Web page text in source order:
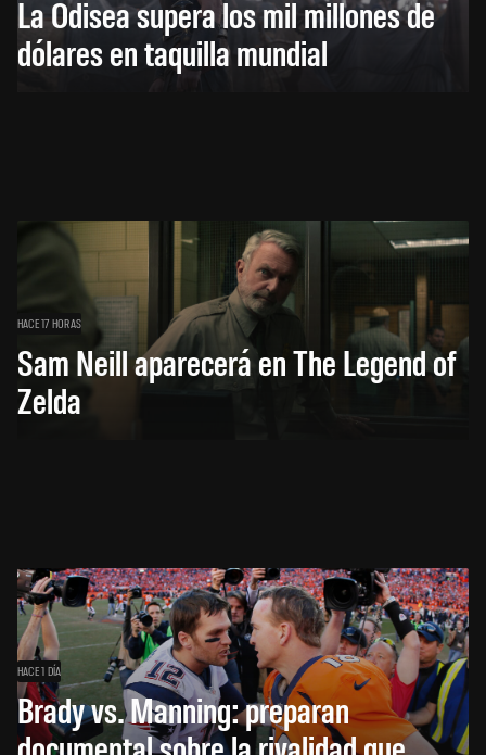
La Odisea supera los mil millones de
dólares en taquilla mundial
HACE 17 HORAS
Sam Neill aparecerá en The Legend of
Zelda
HACE 1 DÍA
Brady vs. Manning: preparan